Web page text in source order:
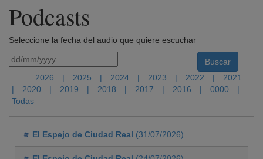
Podcasts
Seleccione la fecha del audio que quiere escuchar
2026 | 2025 | 2024 | 2023 | 2022 |
2021
|
2020 | 2019 | 2018 | 2017 | 2016 | 0000
|
Todas
El Espejo de Ciudad Real (31/07/2026)